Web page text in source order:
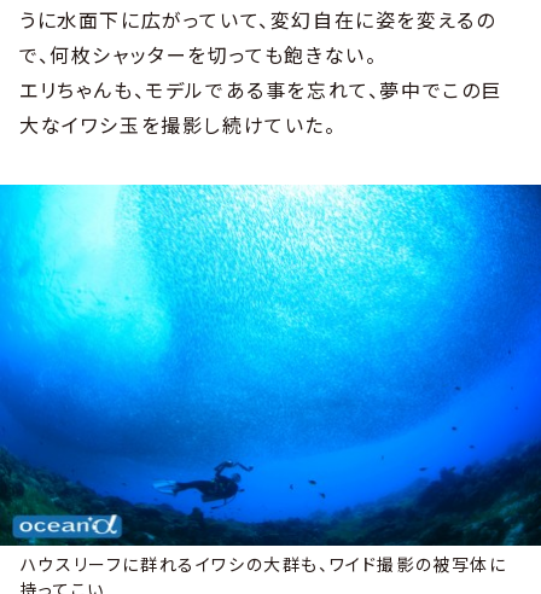
うに水面下に広がっていて、変幻自在に姿を変えるの
で、何枚シャッターを切っても飽きない。
エリちゃんも、モデルである事を忘れて、夢中でこの巨
大なイワシ玉を撮影し続けていた。
ハウスリーフに群れるイワシの大群も、ワイド撮影の被写体に
持ってこい